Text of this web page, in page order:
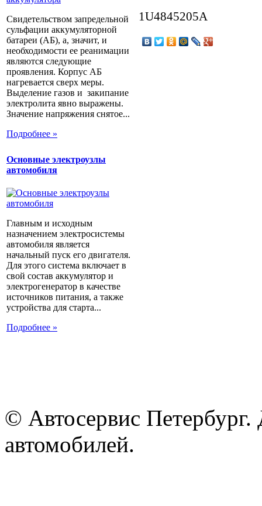
Свидетельством запредельной
сульфации аккумуляторной
батареи (АБ), а, значит, и
необходимости ее реанимации
являются следующие
проявления. Корпус АБ
нагревается сверх меры.
Выделение газов и закипание
электролита явно выражены.
Значение напряжения снятое...
Подробнее »
Основные электроузлы
автомобиля
Главным и исходным
назначением электросистемы
автомобиля является
начальный пуск его двигателя.
Для этого система включает в
свой состав аккумулятор и
электрогенератор в качестве
источников питания, а также
устройства для старта...
Подробнее »
1U4845205A
© Автосервис
автомобилей.